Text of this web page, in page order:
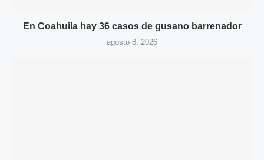
En Coahuila hay 36 casos de gusano barrenador
agosto 8, 2026